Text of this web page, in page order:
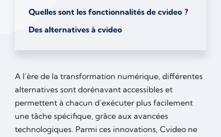
Quelles sont les fonctionnalités de cvideo ?
Des alternatives à cvideo
A l’ère de la transformation numérique, différentes
alternatives sont dorénavant accessibles et
permettent à chacun d’exécuter plus facilement
une tâche spécifique, grâce aux avancées
technologiques. Parmi ces innovations, Cvideo ne